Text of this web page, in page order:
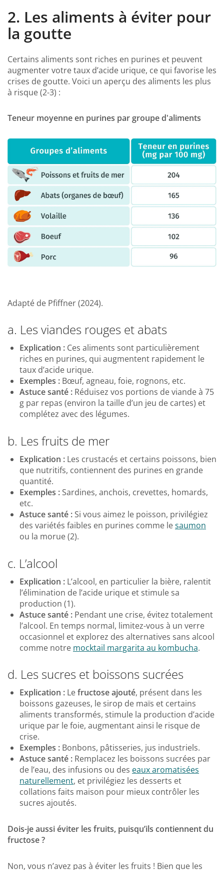
2. Les aliments à éviter pour
la goutte
Certains aliments sont riches en purines et peuvent
augmenter votre taux d’acide urique, ce qui favorise les
crises de goutte. Voici un aperçu des aliments les plus
à risque (2-3) :
Teneur moyenne en purines par groupe d'aliments
Adapté de Pfiffner (2024).
a. Les viandes rouges et abats
Explication : Ces aliments sont particulièrement
riches en purines, qui augmentent rapidement le
taux d’acide urique.
Exemples : Bœuf, agneau, foie, rognons, etc.
Astuce santé : Réduisez vos portions de viande à 75
g par repas (environ la taille d’un jeu de cartes) et
complétez avec des légumes.
b. Les fruits de mer
Explication : Les crustacés et certains poissons, bien
que nutritifs, contiennent des purines en grande
quantité.
Exemples : Sardines, anchois, crevettes, homards,
etc.
Astuce santé : Si vous aimez le poisson, privilégiez
des variétés faibles en purines comme lesaumon
ou la morue (2).
c. L’alcool
Explication : L’alcool, en particulier la bière, ralentit
l’élimination de l’acide urique et stimule sa
production (1).
Astuce santé : Pendant une crise, évitez totalement
l’alcool. En temps normal, limitez-vous à un verre
occasionnel et explorez des alternatives sans alcool
comme notre mocktail margarita au kombucha.
d. Les sucres et boissons sucrées
Explication : Lefructose ajouté, présent dans les
boissons gazeuses, le sirop de maïs et certains
aliments transformés, stimule la production d’acide
urique par le foie, augmentant ainsi le risque de
crise.
Exemples : Bonbons, pâtisseries, jus industriels.
Astuce santé : Remplacez les boissons sucrées par
de l’eau, des infusions ou des eaux aromatisées
naturellement, et privilégiez les desserts et
collations faits maison pour mieux contrôler les
sucres ajoutés.
Dois-je aussi éviter les fruits, puisqu’ils contiennent du
fructose ?
Non, vous n’avez pas à éviter les fruits ! Bien que les